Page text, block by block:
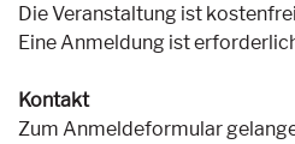
Die Veranstaltung ist
Eine Anmeldung ist
Kontakt
Zum Anmeldeformular